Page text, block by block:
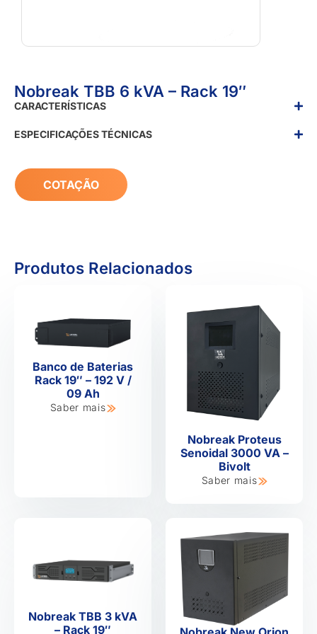
Nobreak TBB 6 kVA – Rack 19″
CARACTERÍSTICAS
ESPECIFICAÇÕES TÉCNICAS
COTAÇÃO
Produtos Relacionados
Banco de Baterias
Rack 19″ – 192 V /
09 Ah
Saber mais
Nobreak Proteus
Senoidal 3000 VA –
Bivolt
Saber mais
Nobreak TBB 3 kVA
– Rack 19″